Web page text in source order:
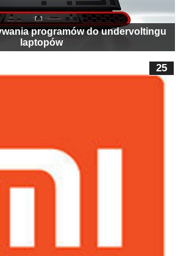
programów do undervoltingu
laptopów
25